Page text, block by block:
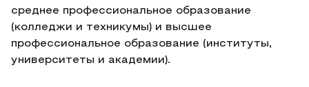
среднее профессиональное образование
(колледжи и техникумы) и высшее
профессиональное образование (институты,
университеты и академии).